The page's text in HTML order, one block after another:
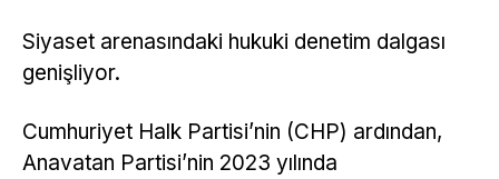
Siyaset arenasındaki hukuki denetim dalgası
genişliyor.
Cumhuriyet Halk Partisi’nin (CHP) ardından,
Anavatan Partisi’nin 2023 yılında